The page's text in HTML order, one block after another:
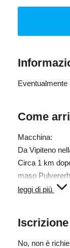
"Imparate a
sempre
Gratuito - Non
Come
Macchina:
Da Vipiteno
Circa 1 km
maso
Larchhof. Da lì
leggi di più
Iscrizione
No, non è